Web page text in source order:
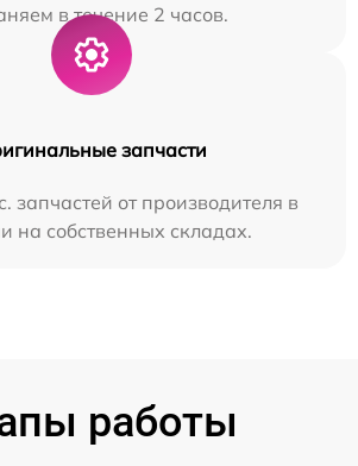
в течение 2 часов.
запчасти
запчастей от производителя в
на собственных складах.
работы